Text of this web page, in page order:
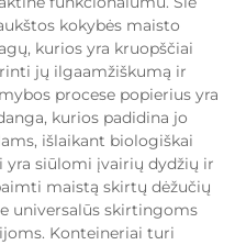
kokybės maisto
kurios yra kruopščiai
jų ilgaamžiškumą ir
procese popierius yra
kurios padidina jo
išlaikant biologiškai
yra siūlomi įvairių dydžių ir
maistą skirtų dėžučių
universalūs skirtingoms
Konteineriai turi